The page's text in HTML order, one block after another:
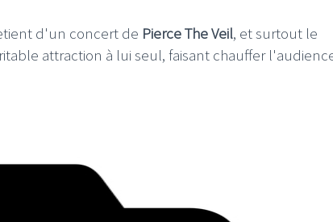
d'un concert de Pierce The Veil, et surtout le
attraction à lui seul, faisant chauffer